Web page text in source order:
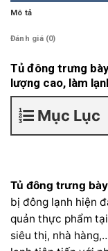
Mô tả
Đánh giá (0)
Tủ đông trưng
lượng cao, làm
Mục Lục
Tủ đông trưng
bị đông lạnh hiện
quản thực phẩm
siêu thị, nhà